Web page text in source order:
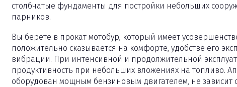
столбчатые фундаменты для постройки небольших
парников.
Вы берете в прокат мотобур, который имеет
положительно сказывается на комфорте, удобстве его
вибрации. При интенсивной и продолжительной
продуктивность при небольших вложениях на топливо.
оборудован мощным бензиновым двигателем, не зависит